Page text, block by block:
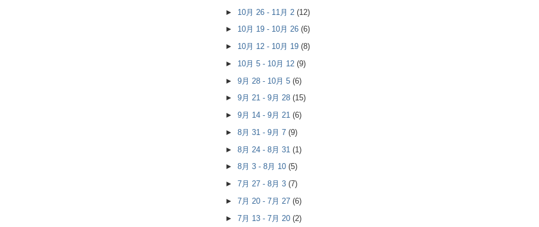
► 10月 26 - 11月 2 (12)
► 10月 19 - 10月 26 (6)
► 10月 12 - 10月 19 (8)
► 10月 5 - 10月 12 (9)
► 9月 28 - 10月 5 (6)
► 9月 21 - 9月 28 (15)
► 9月 14 - 9月 21 (6)
► 8月 31 - 9月 7 (9)
► 8月 24 - 8月 31 (1)
► 8月 3 - 8月 10 (5)
► 7月 27 - 8月 3 (7)
► 7月 20 - 7月 27 (6)
► 7月 13 - 7月 20 (2)